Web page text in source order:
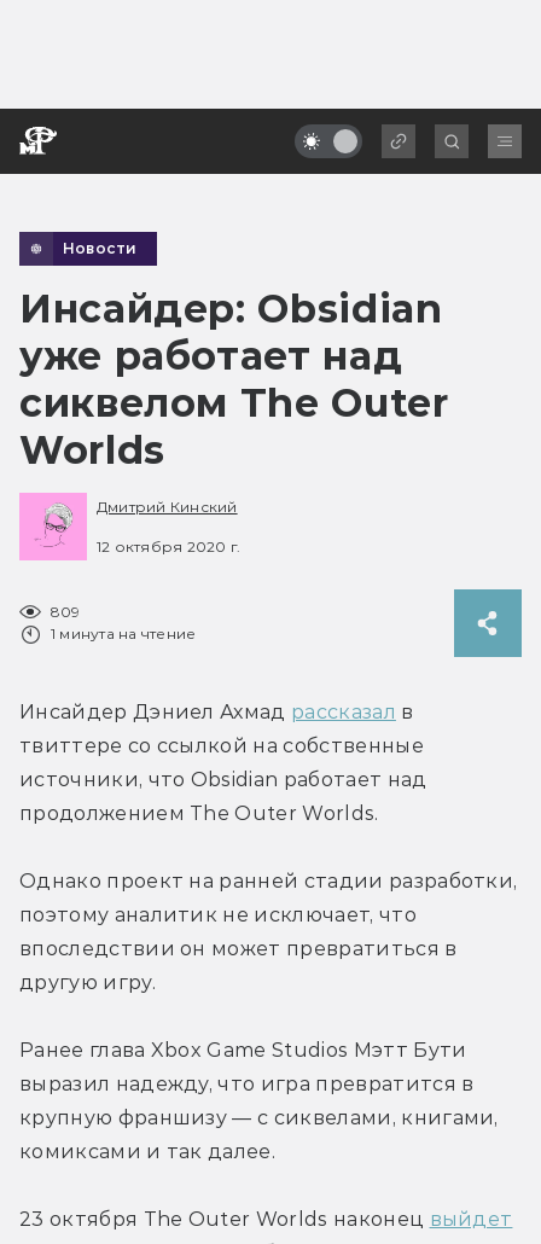
Новости
Инсайдер: Obsidian
уже работает над
сиквелом The Outer
Worlds
Дмитрий Кинский
12 октября 2020 г.
809
1 минута на чтение
Инсайдер Дэниел Ахмад рассказал в
твиттере со ссылкой на собственные
источники, что Obsidian работает над
продолжением The Outer Worlds.
Однако проект на ранней стадии разработки,
поэтому аналитик не исключает, что
впоследствии он может превратиться в
другую игру.
Ранее глава Xbox Game Studios Мэтт Бути
выразил надежду, что игра превратится в
крупную франшизу — с сиквелами, книгами,
комиксами и так далее.
23 октября The Outer Worlds наконец выйдет